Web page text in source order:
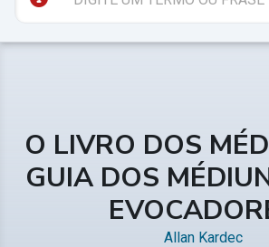
O LIVRO DOS
GUIA DOS
Allan Kardec